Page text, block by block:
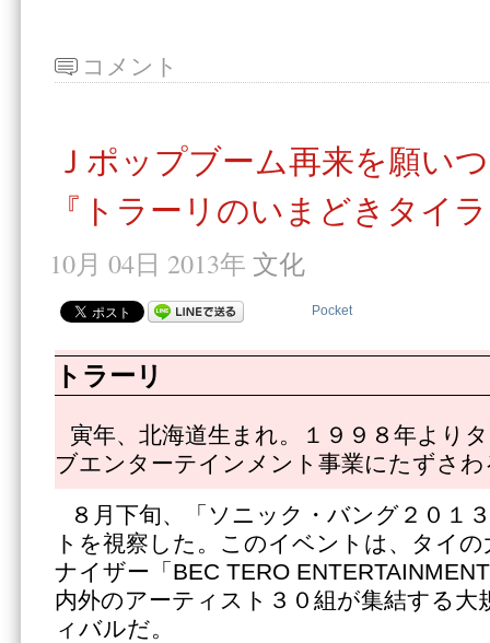
コメント
Ｊポップブーム再来を願い
『トラーリのいまどきタイ
10月 04日 2013年 文化
Pocket
トラーリ
寅年、北海道生まれ。１９９８年より
ブエンターテインメント事業にたずさわ
８月下旬、「ソニック・バング２０１
トを視察した。このイベントは、タイ
ナイザー「BEC TERO
内外のアーティスト３０組が集結する大
ィバルだ。